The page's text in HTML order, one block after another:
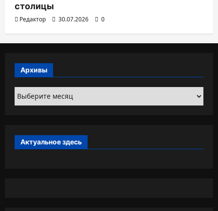
столицы
Редактор 30.07.2026 0
Архивы
Архивы
Актуальное здесь